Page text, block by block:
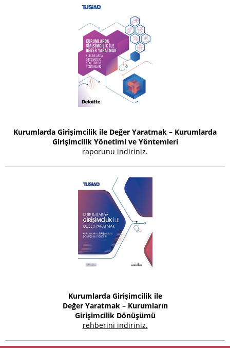
Kurumlarda Girişimcilik ile Değer Yaratmak – Kurumlarda
Girişimcilik Yönetimi ve Yöntemleri
raporunu indiriniz.
Kurumlarda Girişimcilik ile
Değer Yaratmak – Kurumların
Girişimcilik Dönüşümü
rehberini indiriniz.